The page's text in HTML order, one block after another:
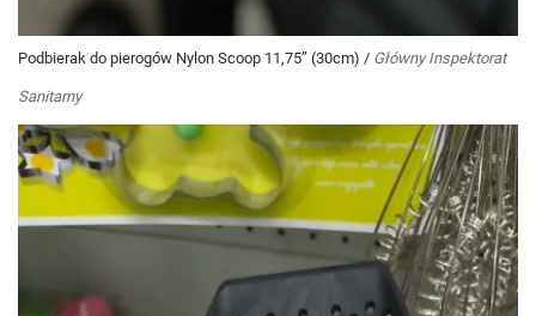
Podbierak do pierogów Nylon Scoop 11,75” (30cm) / Główny Inspektorat
Sanitarny